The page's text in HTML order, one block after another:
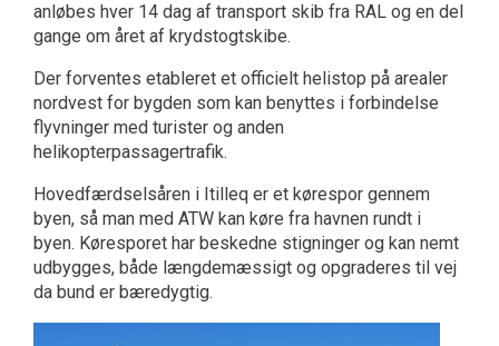
anløbes hver 14 dag af transport skib fra RAL og en del
gange om året af krydstogtskibe.
Der forventes etableret et officielt helistop på arealer
nordvest for bygden som kan benyttes i forbindelse
flyvninger med turister og anden
helikopterpassagertrafik.
Hovedfærdselsåren i Itilleq er et kørespor gennem
byen, så man med ATW kan køre fra havnen rundt i
byen. Køresporet har beskedne stigninger og kan nemt
udbygges, både længdemæssigt og opgraderes til vej
da bund er bæredygtig.